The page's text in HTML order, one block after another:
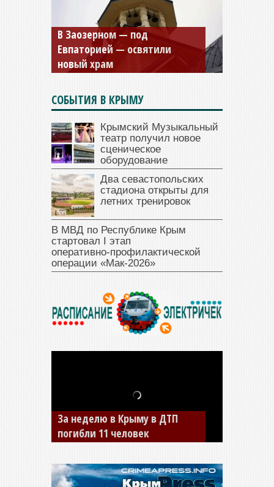
Мужской монастырь Косьмы
и Дамиана в Крыму вновь
открыт для посещения
СОБЫТИЯ В КРЫМУ
Крымский Музыкальный
театр получил новое
сценическое
оборудование
Два севастопольских
стадиона открыты для
летних тренировок
В МВД по Республике Крым
стартовал I этап
оперативно‑профилактической
операции «Мак‑2026»
В Джанкое водитель ВАЗа
сбил двух детей на «зебре»